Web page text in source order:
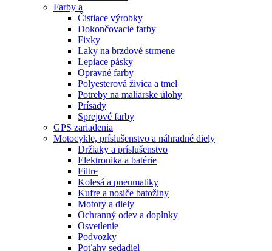
Farby a
Čistiace výrobky
Dokončovacie farby
Fixky
Laky na brzdové strmene
Lepiace pásky
Opravné farby
Polyesterová živica a tmel
Potreby na maliarske úlohy
Prísady
Sprejové farby
GPS zariadenia
Motocykle, príslušenstvo a náhradné diely
Držiaky a príslušenstvo
Elektronika a batérie
Filtre
Kolesá a pneumatiky
Kufre a nosiče batožiny
Motory a diely
Ochranný odev a doplnky
Osvetlenie
Podvozky
Poťahy sedadiel